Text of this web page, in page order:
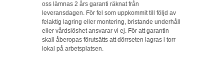
oss lämnas 2 års garanti räknat från
leveransdagen. För fel som uppkommit till följd av
felaktig lagring eller montering, bristande underhåll
eller vårdslöshet ansvarar vi ej. För att garantin
skall åberopas förutsätts att dörrseten lagras i torr
lokal på arbetsplatsen.